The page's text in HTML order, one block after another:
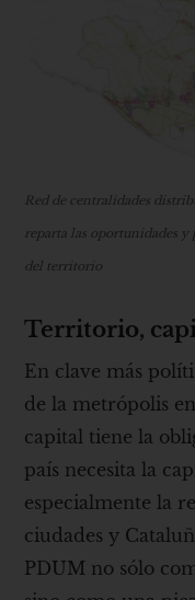
Red de centralidades
reparta las oportunidades
del territorio
Territorio,
En clave más
de la metrópolis
capital tiene la
país necesita la
especialmente la
ciudades y
PDUM no sólo